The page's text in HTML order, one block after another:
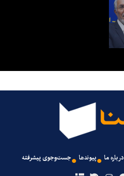
درباره ما پیوندها جست‌وجوی پیشرفته